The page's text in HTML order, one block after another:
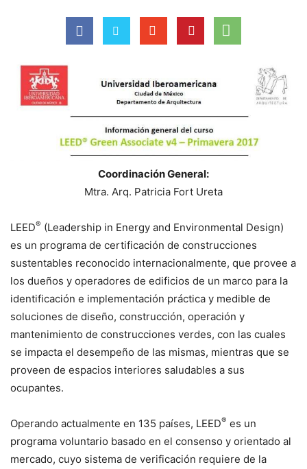
Coordinación General:
Mtra. Arq. Patricia Fort Ureta
LEED® (Leadership in Energy and Environmental Design)
es un programa de certificación de construcciones
sustentables reconocido internacionalmente, que provee a
los dueños y operadores de edificios de un marco para la
identificación e implementación práctica y medible de
soluciones de diseño, construcción, operación y
mantenimiento de construcciones verdes, con las cuales
se impacta el desempeño de las mismas, mientras que se
proveen de espacios interiores saludables a sus
ocupantes.
Operando actualmente en 135 países, LEED® es un
programa voluntario basado en el consenso y orientado al
mercado, cuyo sistema de verificación requiere de la